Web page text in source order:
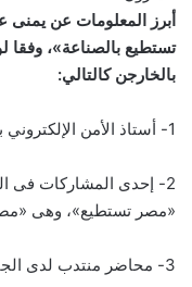
أبرز المعلومات عن يمنى
تستطيع بالصناعة»، وفقا
بالخارجن كالتالي:
1- أستاذ الأمن الإلكتروني بالكلية الحربية الألمانية في ميونخ.
2- إحدى المشاركات فى
«مصر تستطيع»، وهى
3- محاضر منتدب لدى الجامعة الألمانية بالقاهرة.